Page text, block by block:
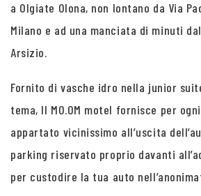
a Olgiate Olona, non lontano da Via
Milano e ad una manciata di minuti
Arsizio.
Fornito di vasche idro nella junior
tema, Il MO.OM motel fornisce per
appartato vicinissimo all’uscita
parking riservato proprio davanti
per custodire la tua auto